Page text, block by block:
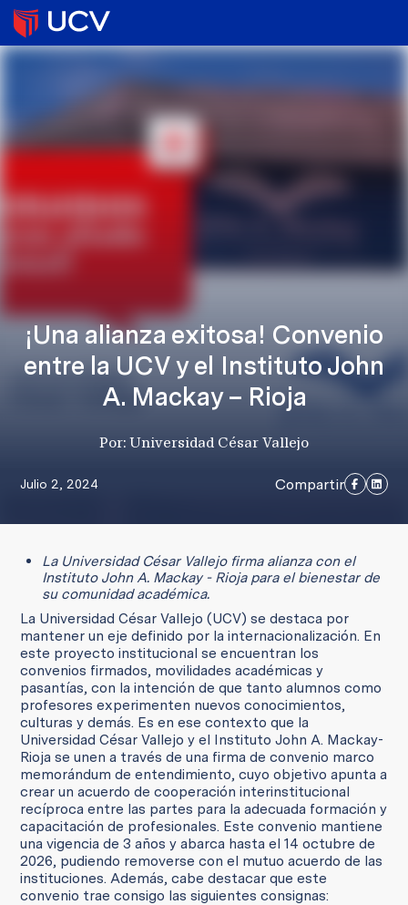
¡Una alianza exitosa! Convenio
entre la UCV y el Instituto John
A. Mackay – Rioja
Por: Universidad César Vallejo
Julio 2, 2024 Compartir
La Universidad César Vallejo firma alianza con el
Instituto John A. Mackay - Rioja para el bienestar de
su comunidad académica.
La Universidad César Vallejo (UCV) se destaca por
mantener un eje definido por la internacionalización. En
este proyecto institucional se encuentran los
convenios firmados, movilidades académicas y
pasantías, con la intención de que tanto alumnos como
profesores experimenten nuevos conocimientos,
culturas y demás. Es en ese contexto que la
Universidad César Vallejo y el Instituto John A. Mackay-
Rioja se unen a través de una firma de convenio marco
memorándum de entendimiento, cuyo objetivo apunta a
crear un acuerdo de cooperación interinstitucional
recíproca entre las partes para la adecuada formación y
capacitación de profesionales. Este convenio mantiene
una vigencia de 3 años y abarca hasta el 14 octubre de
2026, pudiendo removerse con el mutuo acuerdo de las
instituciones. Además, cabe destacar que este
convenio trae consigo las siguientes consignas: